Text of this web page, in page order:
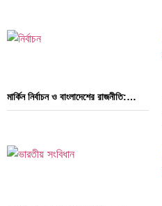
মার্কিন নির্বাচন ও বাংলাদেশের রাজনীতি:…